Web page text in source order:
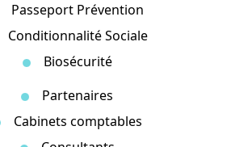
Passeport Prévention
Conditionnalité Sociale
Biosécurité
Partenaires
Cabinets comptables